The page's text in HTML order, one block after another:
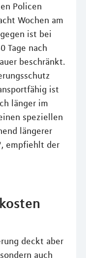
Policen
Wochen am
ist bei
Tage nach
beschränkt.
ist
länger im
speziellen
längerer
empfiehlt der
deckt aber
auch